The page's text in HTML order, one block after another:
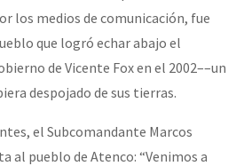
los medios de comunicación, fue
que logró echar abajo el
de Vicente Fox en el 2002––un
despojado de sus tierras.
el Subcomandante Marcos
al pueblo de Atenco: “Venimos a